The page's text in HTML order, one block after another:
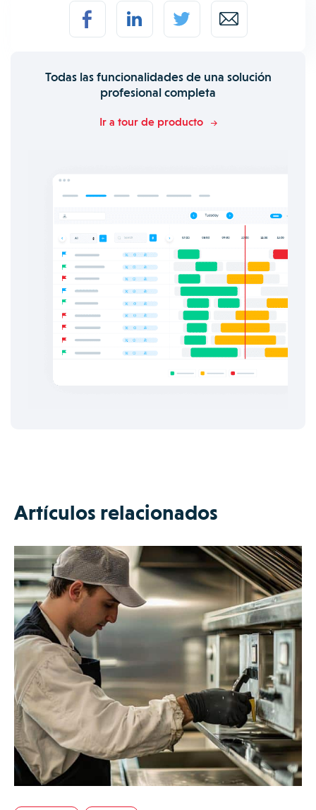
Todas las funcionalidades de una solución
profesional completa
Ir a tour de producto
Artículos relacionados